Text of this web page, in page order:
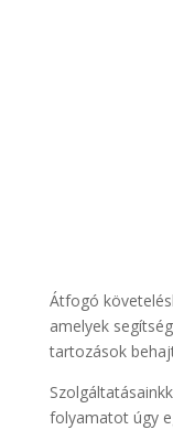
Átfogó
amelyek
tartozások
folyamatot úgy